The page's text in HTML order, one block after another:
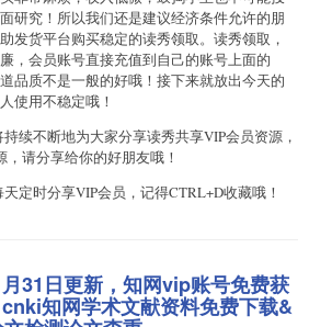
研究！所以我们还是建议经济条件允许的朋
发货平台购买稳定的读秀领取。读秀领取，
，会员账号直接充值到自己的账号上面的
品质不是一般的好哦！接下来就放出今天的
使用不稳定哦！
持续不断地为大家分享读秀共享VIP会员资源，
请分享给你的好朋友哦！
天定时分享VIP会员，记得CTRL+D收藏哦！
31日更新，知网vip账号免费获
知网学术文献资料免费下载&